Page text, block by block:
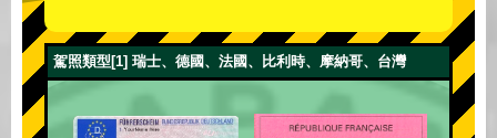
駕照類型[1] 瑞士、德國、法國、比利時、摩納哥、台灣